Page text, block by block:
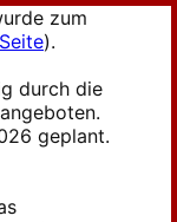
zum
).
durch die
geplant.